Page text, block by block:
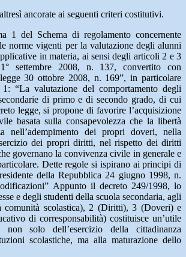
ancorate ai seguenti criteri costitutivi.
1 del Schema di regolamento concernente
norme vigenti per la valutazione degli alunni
in materia, ai sensi degli articoli 2 e 3
settembre 2008, n. 137, convertito con
30 ottobre 2008, n. 169”, in particolare
“La valutazione del comportamento degli
di primo e di secondo grado, di cui
legge, si propone di favorire l’acquisizione
basata sulla consapevolezza che la libertà
nell’adempimento dei propri doveri, nella
dei propri diritti, nel rispetto dei diritti
governano la convivenza civile in generale e
Dette regole si ispirano ai principi di
della Repubblica 24 giugno 1998, n.
Appunto il decreto 249/1998, lo
e degli studenti della scuola secondaria, agli
scolastica), 2 (Diritti), 3 (Doveri) e
di corresponsabilità) costituisce un’utile
solo dell’esercizio della cittadinanza
scolastiche, ma alla maturazione dello